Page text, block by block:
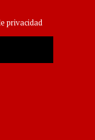
de
privacidad